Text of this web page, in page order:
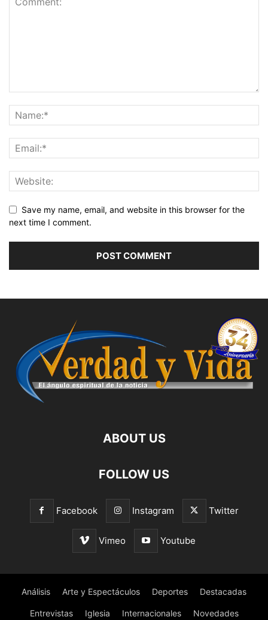
Save my name, email, and website in this browser for the
next time I comment.
ABOUT US
FOLLOW US
Facebook Instagram Twitter
Vimeo Youtube
Análisis Arte y Espectáculos Deportes Destacadas
Entrevistas Iglesia Internacionales Novedades